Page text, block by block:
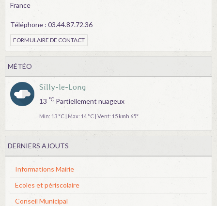
France
Téléphone : 03.44.87.72.36
FORMULAIRE DE CONTACT
MÉTÉO
Silly-le-Long
13 °C Partiellement nuageux
Min: 13 °C | Max: 14 °C | Vent: 15 kmh 65°
DERNIERS AJOUTS
Informations Mairie
Ecoles et périscolaire
Conseil Municipal